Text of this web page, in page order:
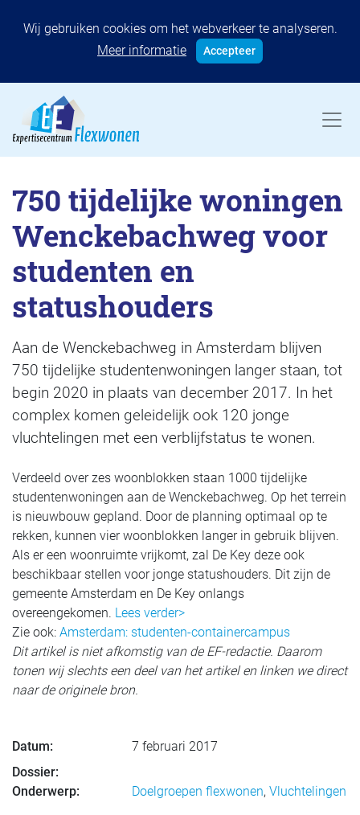
Wij gebruiken cookies om het webverkeer te analyseren.
Meer informatie
Accepteer
750 tijdelijke woningen
Wenckebachweg voor
studenten en
statushouders
Aan de Wenckebachweg in Amsterdam blijven
750 tijdelijke studentenwoningen langer staan, tot
begin 2020 in plaats van december 2017. In het
complex komen geleidelijk ook 120 jonge
vluchtelingen met een verblijfstatus te wonen.
Verdeeld over zes woonblokken staan 1000 tijdelijke
studentenwoningen aan de Wenckebachweg. Op het terrein
is nieuwbouw gepland. Door de planning optimaal op te
rekken, kunnen vier woonblokken langer in gebruik blijven.
Als er een woonruimte vrijkomt, zal De Key deze ook
beschikbaar stellen voor jonge statushouders. Dit zijn de
gemeente Amsterdam en De Key onlangs
overeengekomen. Lees verder>
Zie ook: Amsterdam: studenten-containercampus
Dit artikel is niet afkomstig van de EF-redactie. Daarom
tonen wij slechts een deel van het artikel en linken we direct
naar de originele bron.
Datum:
7 februari 2017
Dossier:
Onderwerp:
Doelgroepen flexwonen,Vluchtelingen